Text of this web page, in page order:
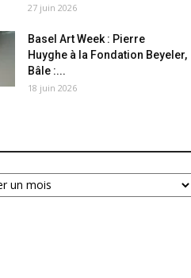
27 juin 2026
Basel Art Week : Pierre
Huyghe à la Fondation Beyeler,
Bâle :...
18 juin 2026